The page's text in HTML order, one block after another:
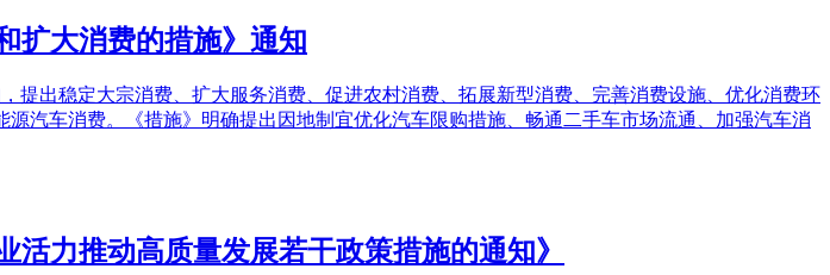
扩大消费的措施》通知
提出稳定大宗消费、扩大服务消费、促进农村消费、拓展新型消费、完善消费设施、优化消费环
汽车消费。《措施》明确提出因地制宜优化汽车限购措施、畅通二手车市场流通、加强汽车消
力推动高质量发展若干政策措施的通知》